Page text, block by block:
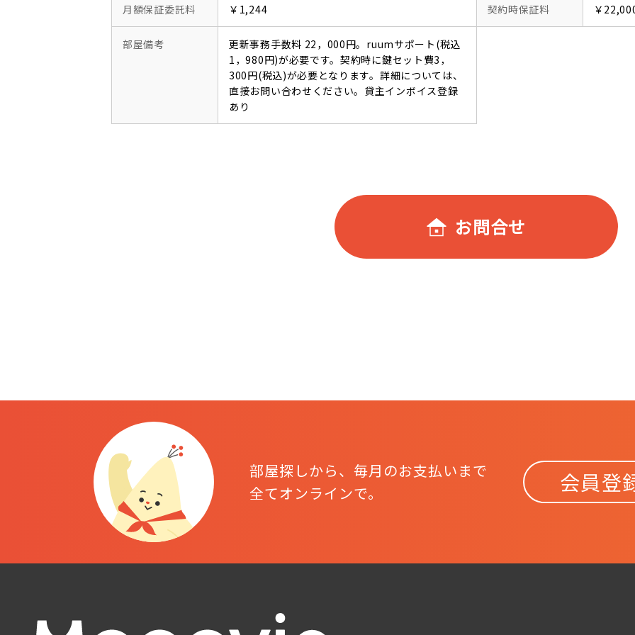
月額保証委託料 ￥1,244 契約時保証料 ￥
部屋備考
更新事務手数料 22，000円。ruumサポート(税込
1，980円)が必要です。契約時に鍵セット費3，
300円(税込)が必要となります。詳細については、
直接お問い合わせください。貸主インボイス登録
あり
お問合せ
部屋探しから、毎月のお支払いまで
全てオンラインで。
会員登